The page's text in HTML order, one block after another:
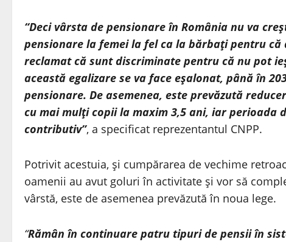
“Deci vârsta de pensionare în România nu va
pensionare la femei la fel ca la bărbaţi pentru că
reclamat că sunt discriminate pentru că nu pot
această egalizare se va face eşalonat, până în
pensionare. De asemenea, este prevăzută
cu mai mulţi copii la maxim 3,5 ani, iar perioada
contributiv”, a specificat reprezentantul CNPP.
Potrivit acestuia, şi cumpărarea de vechime
oamenii au avut goluri în activitate şi vor să
vârstă, este de asemenea prevăzută în noua lege.
“Rămân în continuare patru tipuri de pensii în